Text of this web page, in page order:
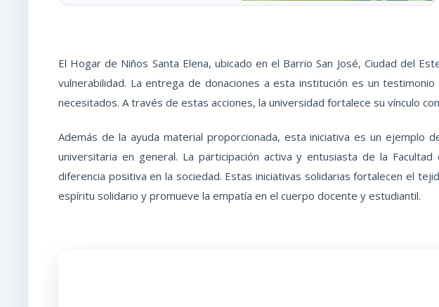
El Hogar de Niños Santa Elena, ubicado en el Barrio San José, Ciudad del
vulnerabilidad. La entrega de donaciones a esta institución es un
necesitados. A través de estas acciones, la universidad fortalece su vínculo
Además de la ayuda material proporcionada, esta iniciativa es un ejemplo
universitaria en general. La participación activa y entusiasta de la
diferencia positiva en la sociedad. Estas iniciativas solidarias fortalecen el
espíritu solidario y promueve la empatía en el cuerpo docente y estudiantil.